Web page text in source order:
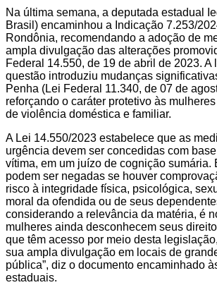
Na última semana, a deputada estadual
Brasil) encaminhou a Indicação 7.253/
Rondônia, recomendando a adoção de
ampla divulgação das alterações
Federal 14.550, de 19 de abril de 2023. A
questão introduziu mudanças
Penha (Lei Federal 11.340, de 07 de
reforçando o caráter protetivo às
de violência doméstica e familiar.
A Lei 14.550/2023 estabelece que as
urgência devem ser concedidas com
vítima, em um juízo de cognição sumária.
podem ser negadas se houver
risco à integridade física, psicológica,
moral da ofendida ou de seus
considerando a relevância da matéria, é
mulheres ainda desconhecem seus
que têm acesso por meio desta
sua ampla divulgação em locais de
pública”, diz o documento encaminhado
estaduais.